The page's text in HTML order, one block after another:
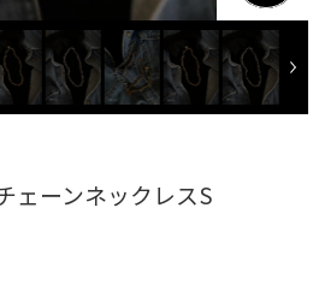
ェーンネックレスS